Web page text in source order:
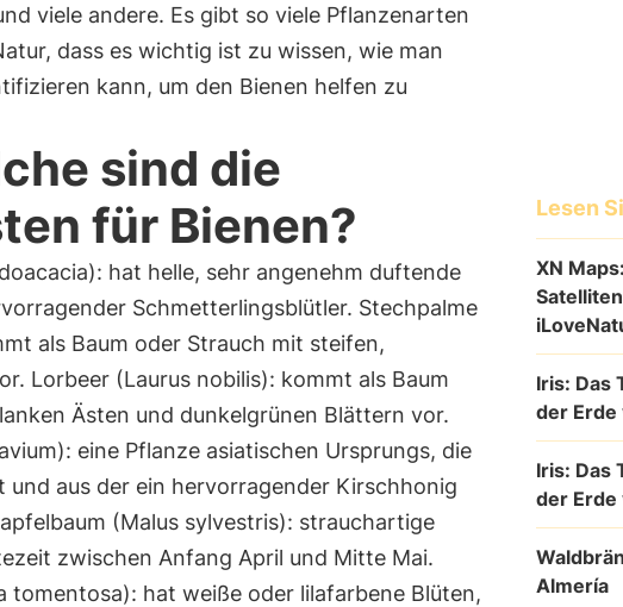
viele andere. Es gibt so viele Pflanzenarten
dass es wichtig ist zu wissen, wie man
kann, um den Bienen helfen zu
sind die
für Bienen?
hat helle, sehr angenehm duftende
Schmetterlingsblütler. Stechpalme
als Baum oder Strauch mit steifen,
Lorbeer (Laurus nobilis): kommt als Baum
Ästen und dunkelgrünen Blättern vor.
eine Pflanze asiatischen Ursprungs, die
und aus der ein hervorragender Kirschhonig
(Malus sylvestris): strauchartige
zwischen Anfang April und Mitte Mai.
tomentosa): hat weiße oder lilafarbene Blüten,
Lesen
XN
Iris: Das
der
Iris: Das
der
Almería